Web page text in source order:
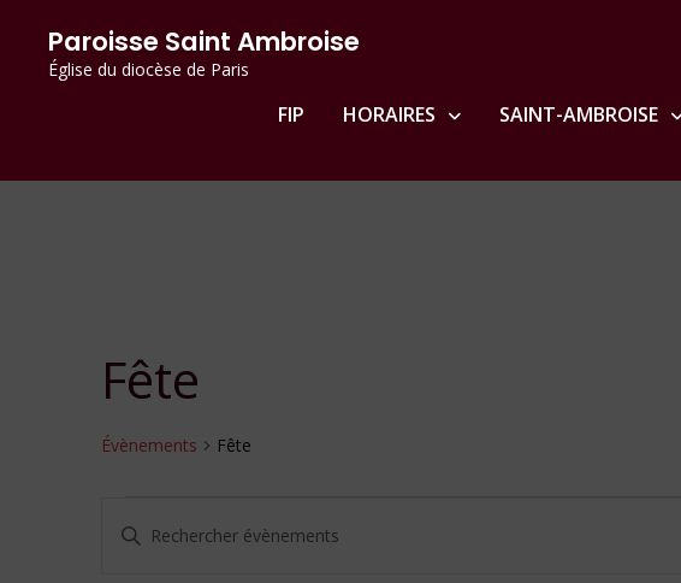
principal
contenu
Paroisse Saint Ambroise
Église du diocèse de Paris
FIP HORAIRES SAINT-AMBROISE
Fête
Évènements Fête
Évènements
Recherche
Saisir